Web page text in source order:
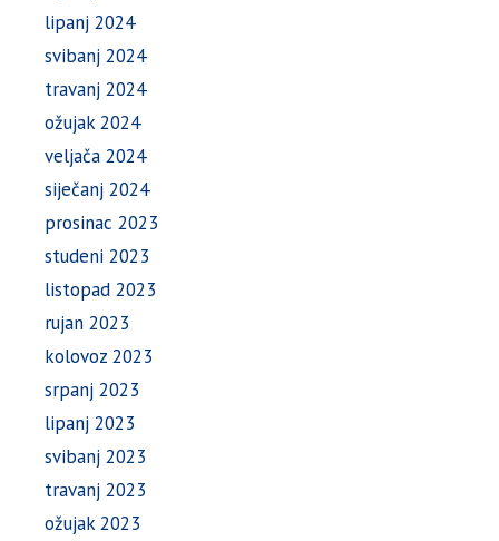
lipanj 2024
svibanj 2024
travanj 2024
ožujak 2024
veljača 2024
siječanj 2024
prosinac 2023
studeni 2023
listopad 2023
rujan 2023
kolovoz 2023
srpanj 2023
lipanj 2023
svibanj 2023
travanj 2023
ožujak 2023